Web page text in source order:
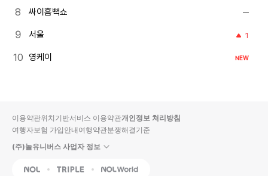
싸이흠뻑쇼
서울 1
영케이 NEW
이용약관위치기반서비스 이용약관개인정보 처리방침
여행자보험 가입안내여행약관분쟁해결기준
(주)놀유니버스 사업자 정보
NOL Triple Interpark Global